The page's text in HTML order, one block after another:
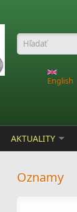
English
AKTUALITY
Oznamy